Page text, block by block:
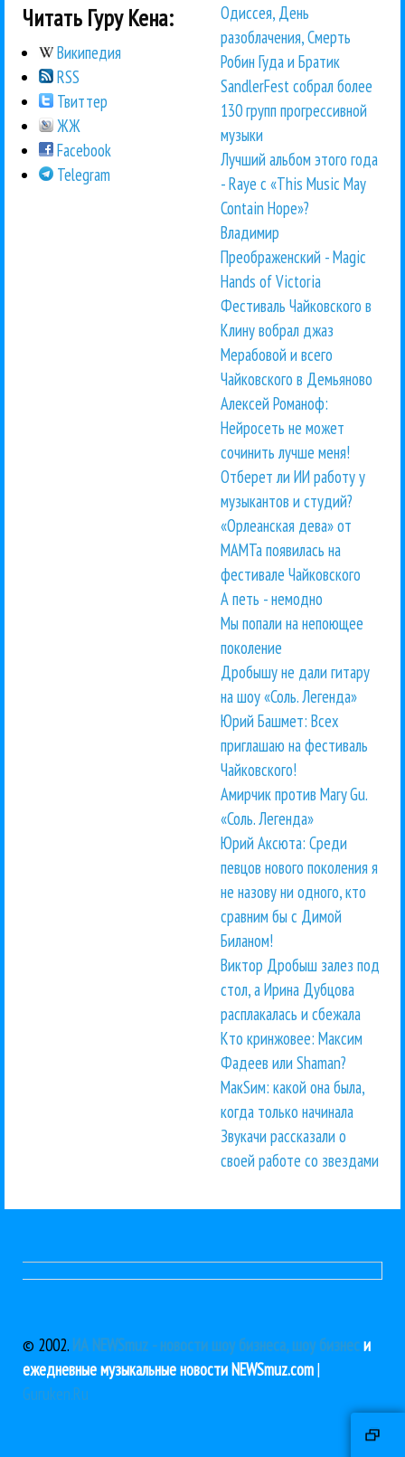
Читать Гуру Кена:
Википедия
RSS
Твиттер
ЖЖ
Facebook
Telegram
Одиссея, День
разоблачения, Смерть
Робин Гуда и Братик
SandlerFest собрал более
130 групп прогрессивной
музыки
Лучший альбом этого года
- Raye с «This Music May
Contain Hope»?
Владимир
Преображенский - Magic
Hands of Victoria
Фестиваль Чайковского в
Клину вобрал джаз
Мерабовой и всего
Чайковского в Демьяново
Алексей Романоф:
Нейросеть не может
сочинить лучше меня!
Отберет ли ИИ работу у
музыкантов и студий?
«Орлеанская дева» от
МАМТа появилась на
фестивале Чайковского
А петь - немодно
Мы попали на непоющее
поколение
Дробышу не дали гитару
на шоу «Соль. Легенда»
Юрий Башмет: Всех
приглашаю на фестиваль
Чайковского!
Амирчик против Mary Gu.
«Соль. Легенда»
Юрий Аксюта: Среди
певцов нового поколения я
не назову ни одного, кто
сравним бы с Димой
Биланом!
Виктор Дробыш залез под
стол, а Ирина Дубцова
расплакалась и сбежала
Кто кринжовее: Максим
Фадеев или Shaman?
МакSим: какой она была,
когда только начинала
Звукачи рассказали о
своей работе со звездами
© 2002. ИА NEWSmuz - новости шоу бизнеса, шоу бизнеси
ежедневные музыкальные новости NEWSmuz.com|
Guruken.Ru